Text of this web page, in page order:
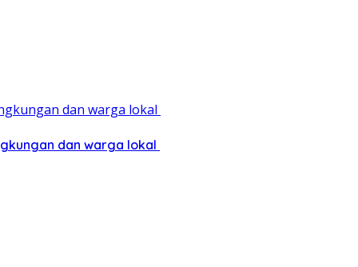
dan warga lokal